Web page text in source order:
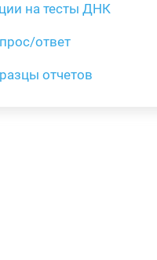
на тесты ДНК
ответ
отчетов